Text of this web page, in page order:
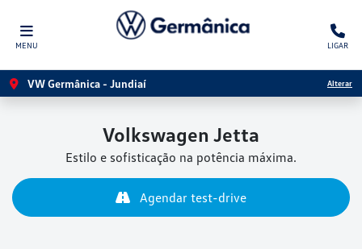
MENU LIGAR
VW Germânica - Jundiaí Alterar
Volkswagen Jetta
Estilo e sofisticação na potência máxima.
Agendar test-drive